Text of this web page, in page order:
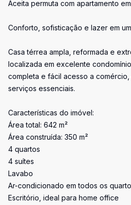
Aceita permuta com apartamento
Conforto, sofisticação e lazer em
Casa térrea ampla, reformada e
localizada em excelente
completa e fácil acesso a
serviços essenciais.
Características do imóvel:
Área total: 642 m²
Área construída: 350 m²
4 quartos
4 suítes
Lavabo
Ar-condicionado em todos os
Escritório, ideal para home office